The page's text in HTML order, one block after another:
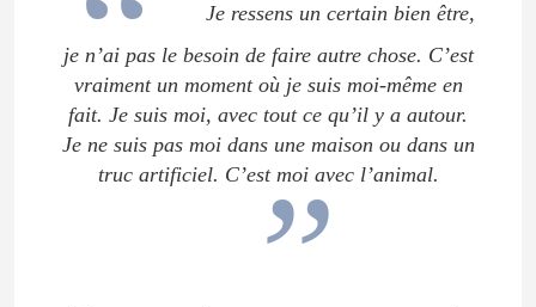
Je ressens un certain bien être,
je n’ai pas le besoin de faire autre chose. C’est
vraiment un moment où je suis moi-même en
fait. Je suis moi, avec tout ce qu’il y a autour.
Je ne suis pas moi dans une maison ou dans un
truc artificiel. C’est moi avec l’animal.